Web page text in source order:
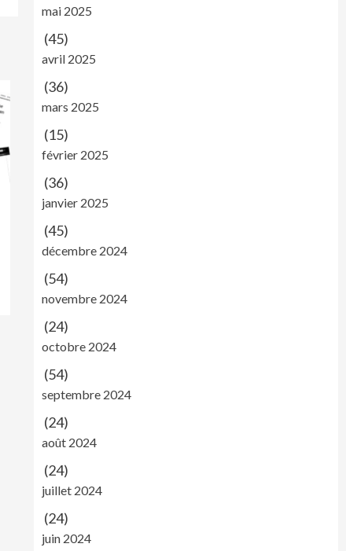
mai 2025
(45)
avril 2025
(36)
mars 2025
(15)
février 2025
(36)
janvier 2025
(45)
décembre 2024
(54)
novembre 2024
(24)
octobre 2024
(54)
septembre 2024
(24)
août 2024
(24)
juillet 2024
(24)
juin 2024